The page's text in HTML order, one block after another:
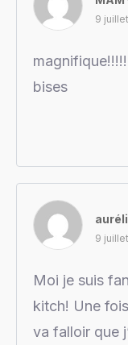
9
magnifique!!!!!
bises
9
Moi je suis
kitch! Une
va falloir que